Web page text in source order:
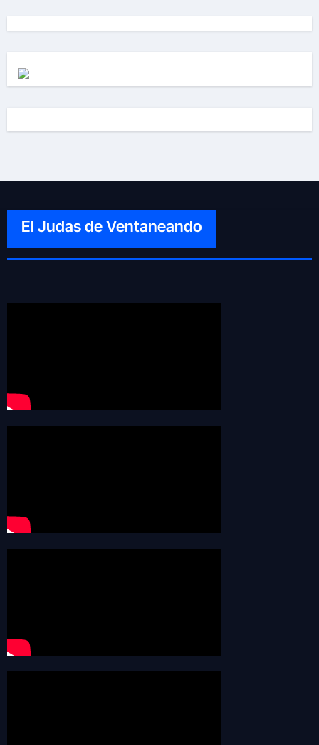
El Judas de Ventaneando